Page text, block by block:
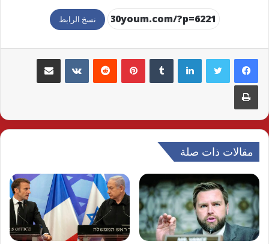
نسخ الرابط
لينكدإن بينتيريست مشاركة عبر البريد
طباعة
مقالات ذات صلة